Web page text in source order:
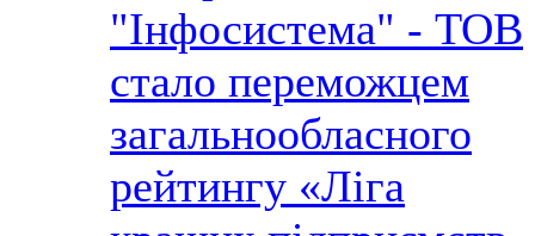
"Інфосистема" - ТОВ
стало переможцем
загальнообласного
рейтингу «Ліга